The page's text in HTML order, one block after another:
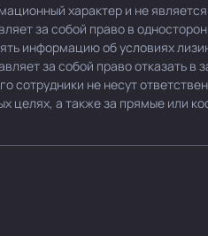
характер и не
за собой право в
информацию об условиях
за собой право отказать в
не несут
а также за прямые или